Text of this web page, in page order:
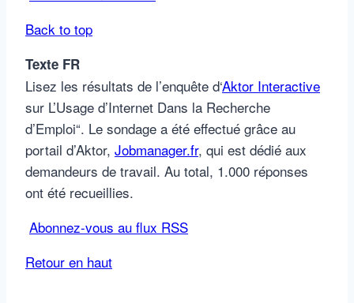
Back to top
Texte FR
Lisez les résultats de l’enquête d‘Aktor Interactive
sur L’Usage d’Internet Dans la Recherche
d’Emploi“. Le sondage a été effectué grâce au
portail d’Aktor, Jobmanager.fr, qui est dédié aux
demandeurs de travail. Au total, 1.000 réponses
ont été recueillies.
Abonnez-vous au flux RSS
Retour en haut